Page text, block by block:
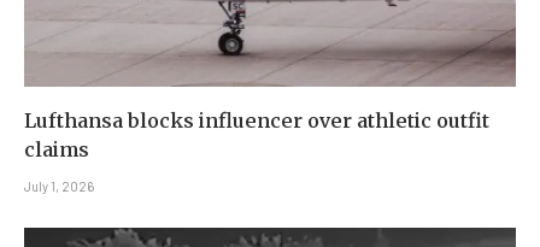
Lufthansa blocks influencer over athletic outfit
claims
July 1, 2026